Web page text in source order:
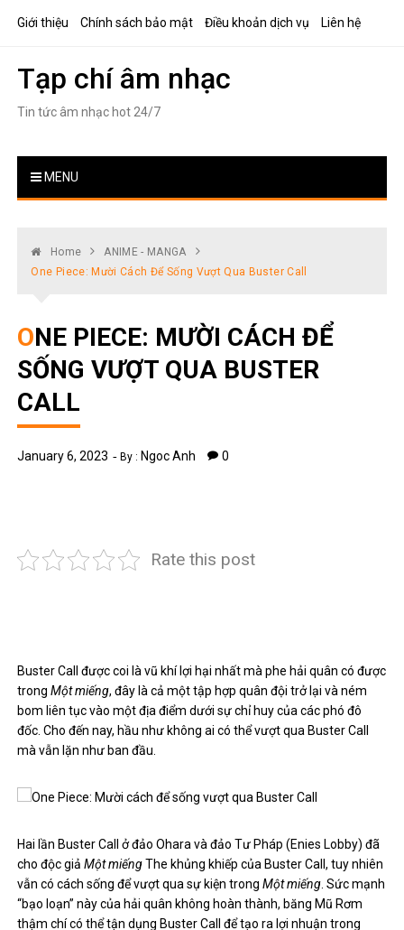
Giới thiệu Chính sách bảo mật Điều khoản dịch vụ Liên hệ
Tạp chí âm nhạc
Tin tức âm nhạc hot 24/7
MENU
Home
ANIME - MANGA
One Piece: Mười Cách Để Sống Vượt Qua Buster Call
ONE PIECE: MƯỜI CÁCH ĐỂ
SỐNG VƯỢT QUA BUSTER
CALL
January 6, 2023 By : Ngoc Anh 0
Rate this post
Buster Call được coi là vũ khí lợi hại nhất mà phe hải quân có được
trongMột miếng, đây là cả một tập hợp quân đội trở lại và ném
bom liên tục vào một địa điểm dưới sự chỉ huy của các phó đô
đốc. Cho đến nay, hầu như không ai có thể vượt qua Buster Call
mà vẫn lặn như ban đầu.
Hai lần Buster Call ở đảo Ohara và đảo Tư Pháp (Enies Lobby) đã
cho độc giảMột miếngThe khủng khiếp của Buster Call, tuy nhiên
vẫn có cách sống để vượt qua sự kiện trongMột miếng . Sức mạnh
“bạo loạn” này của hải quân không hoàn thành, băng Mũ Rơm
thậm chí có thể tận dụng Buster Call để tạo ra lợi nhuận trong